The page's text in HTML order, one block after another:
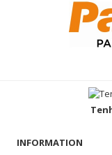
BILDGALLERI
INFORMATION